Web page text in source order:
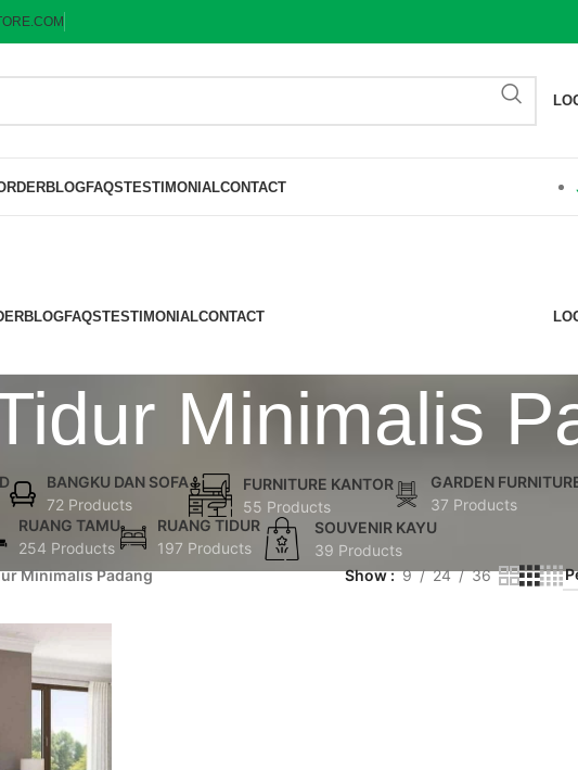
BLOGFAQSTESTIMONIALCONTACT
BLOGFAQSTESTIMONIALCONTACT
Minimalis
BANGKU DAN SOFA
72 Products
FURNITURE KANTOR
55 Products
GARDEN
37 Products
RUANG TAMU
254 Products
RUANG TIDUR
197 Products
SOUVENIR KAYU
39 Products
Minimalis Padang Show 9 24 36